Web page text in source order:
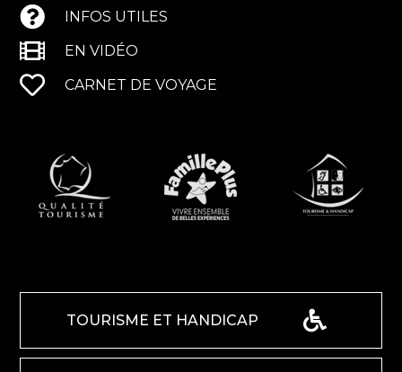
INFOS UTILES
EN VIDÉO
CARNET DE VOYAGE
TOURISME ET HANDICAP